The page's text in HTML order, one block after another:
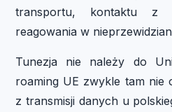
transportu, kontaktu z
reagowania w
Tunezja nie należy do
roaming UE zwykle tam nie
z transmisji danych u